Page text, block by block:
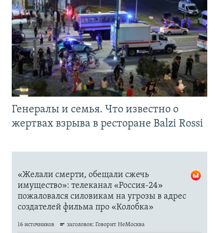
Генералы и семья. Что известно о
жертвах взрыва в ресторане Balzi Rossi